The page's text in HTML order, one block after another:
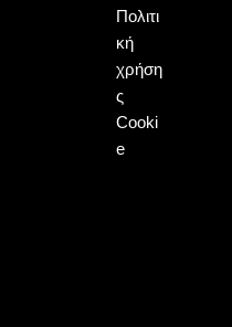
Πολιτι
κή
χρήση
ς
Cooki
e